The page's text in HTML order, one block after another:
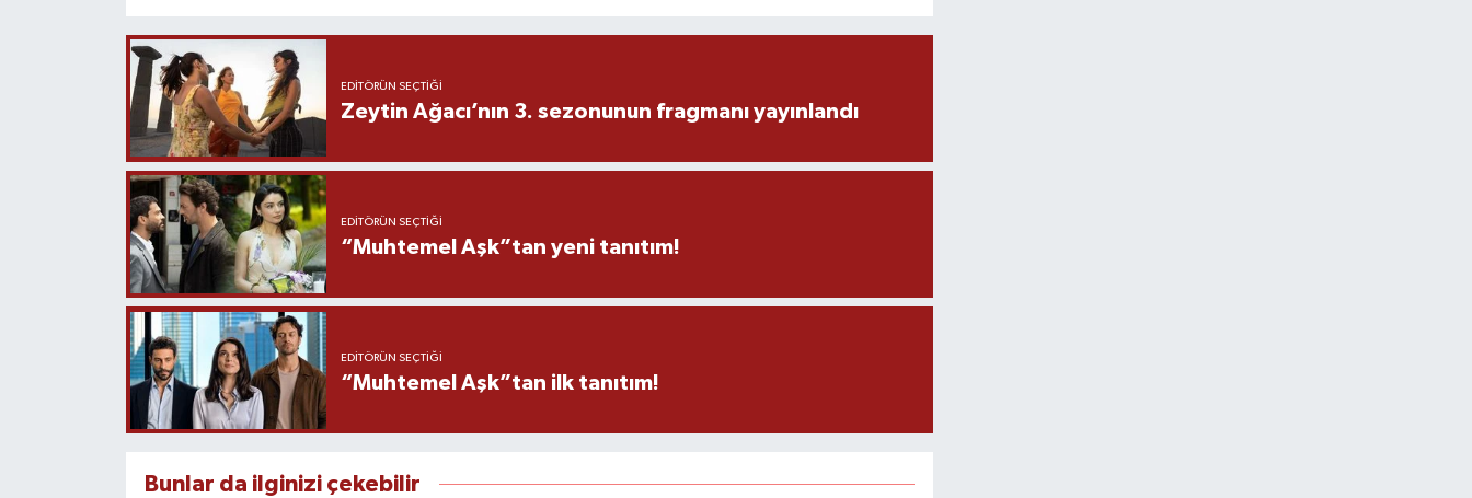
EDITÖRÜN SEÇTIĞI
Zeytin Ağacı’nın 3. sezonunun fragmanı yayınlandı
EDITÖRÜN SEÇTIĞI
“Muhtemel Aşk”tan yeni tanıtım!
EDITÖRÜN SEÇTIĞI
“Muhtemel Aşk”tan ilk tanıtım!
Bunlar da ilginizi çekebilir